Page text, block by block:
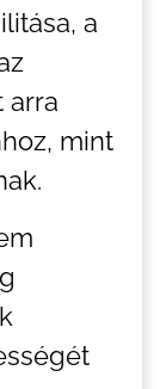
a
arra
mint